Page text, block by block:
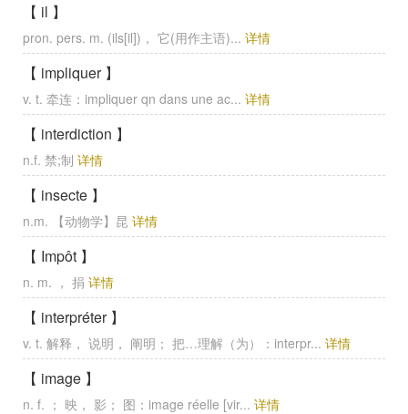
【 il 】
pron. pers. m. (ils[il])， 它(用作主语)... 详情
【 impliquer 】
v. t. 牵连：impliquer qn dans une ac... 详情
【 interdiction 】
n.f. 禁;制 详情
【 insecte 】
n.m. 【动物学】昆 详情
【 Impôt 】
n. m. ， 捐 详情
【 interpréter 】
v. t. 解释， 说明， 阐明； 把…理解（为）：interpr... 详情
【 image 】
n. f. ； 映， 影； 图：image réelle [vir... 详情